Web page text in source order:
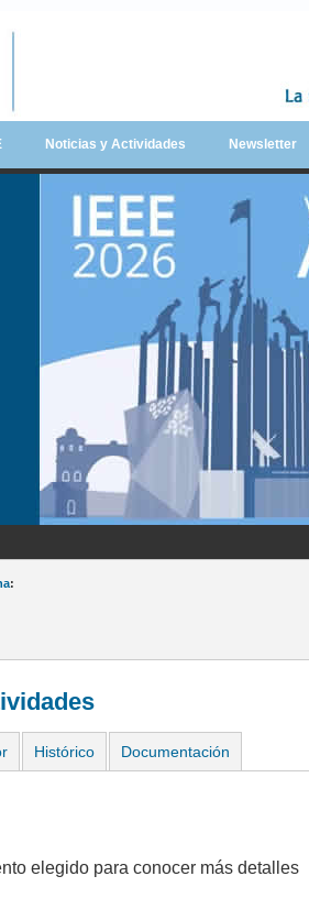
Noticias y Actividades Newsletter
:
Histórico Documentación
elegido para conocer más detalles